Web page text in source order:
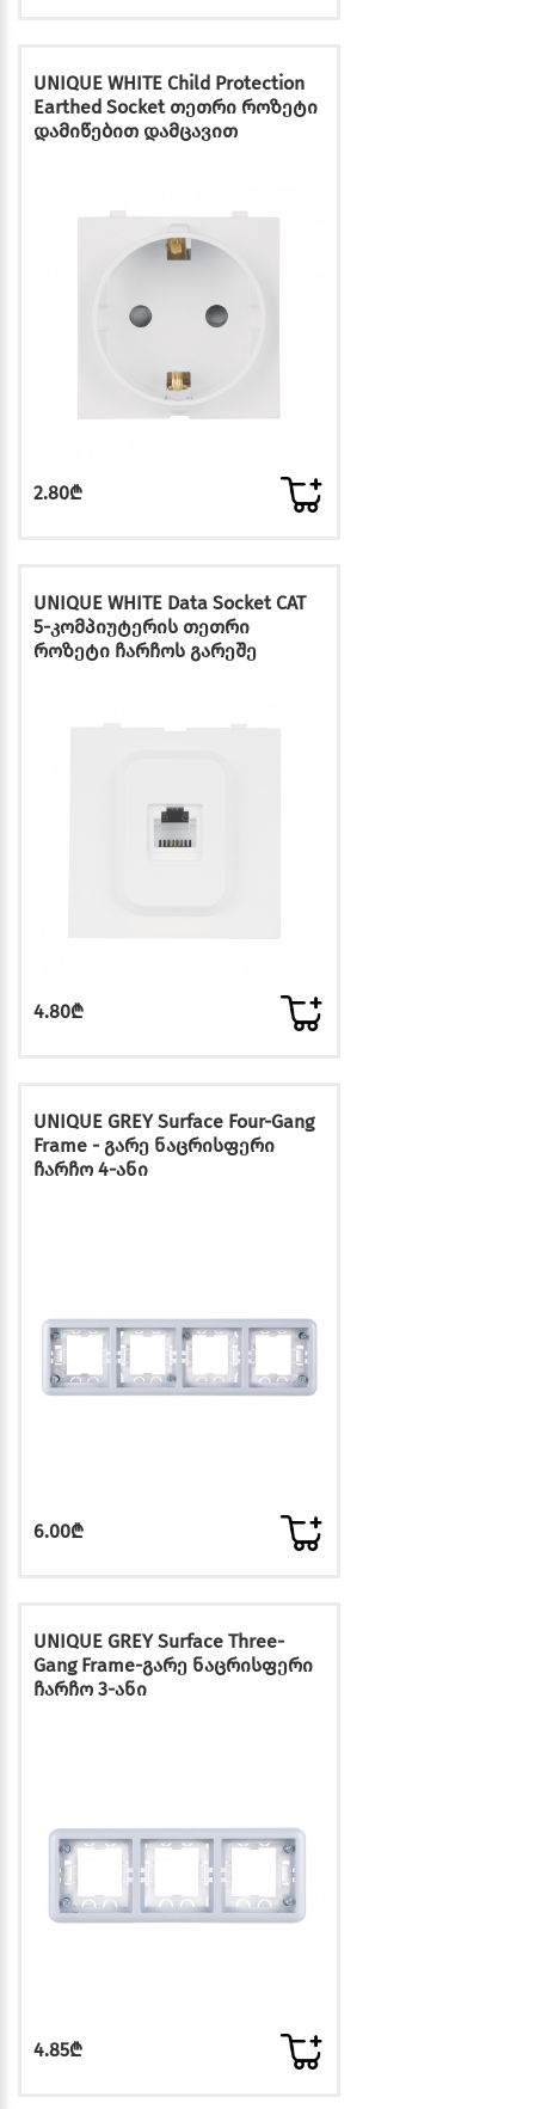
UNIQUE WHITE Child Protection
Earthed Socket თეთრი როზეტი
დამიწებით დამცავით
2.80₾
UNIQUE WHITE Data Socket CAT
5-კომპიუტერის თეთრი
როზეტი ჩარჩოს გარეშე
4.80₾
UNIQUE GREY Surface Four-Gang
Frame - გარე ნაცრისფერი
ჩარჩო 4-ანი
6.00₾
UNIQUE GREY Surface Three-
Gang Frame-გარე ნაცრისფერი
ჩარჩო 3-ანი
4.85₾